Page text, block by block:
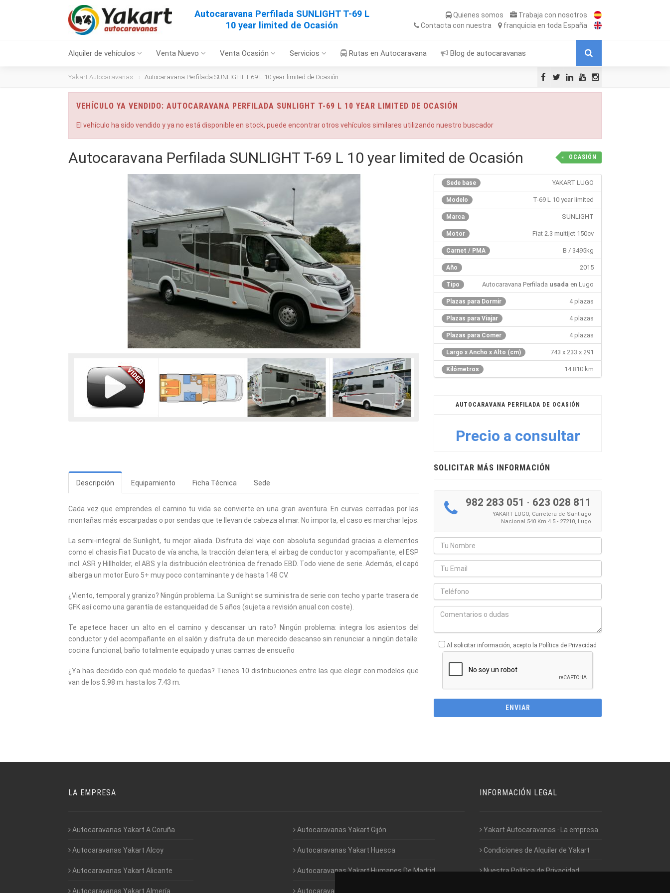
Autocaravana Perfilada SUNLIGHT T-69 L
10 year limited de Ocasión
Quienes somos Trabaja con nosotros
Contacta con nuestra franquicia en toda España
Alquiler de vehículos Venta Nuevo Venta Ocasión Servicios Rutas en Autocaravana Blog de autocaravanas
Yakart Autocaravanas Autocaravana Perfilada SUNLIGHT T-69 L 10 year limited de Ocasión
VEHÍCULO YA VENDIDO: AUTOCARAVANA PERFILADA SUNLIGHT T-69 L 10 YEAR LIMITED DE OCASIÓN
El vehículo ha sido vendido y ya no está disponible en stock, puede encontrar otros vehículos similares utilizando nuestro buscador
OCASIÓN
Autocaravana Perfilada SUNLIGHT T-69 L 10 year limited de Ocasión
Descripción Equipamiento Ficha Técnica Sede
Cada vez que emprendes el camino tu vida se convierte en una gran aventura. En curvas cerradas por las
montañas más escarpadas o por sendas que te llevan de cabeza al mar. No importa, el caso es marchar lejos.
La semi-integral de Sunlight, tu mejor aliada. Disfruta del viaje con absoluta seguridad gracias a elementos
como el chasis Fiat Ducato de vía ancha, la tracción delantera, el airbag de conductor y acompañante, el ESP
incl. ASR y Hillholder, el ABS y la distribución electrónica de frenado EBD. Todo viene de serie. Además, el capó
alberga un motor Euro 5+ muy poco contaminante y de hasta 148 CV.
¿Viento, temporal y granizo? Ningún problema. La Sunlight se suministra de serie con techo y parte trasera de
GFK así como una garantía de estanqueidad de 5 años (sujeta a revisión anual con coste).
Te apetece hacer un alto en el camino y descansar un rato? Ningún problema: integra los asientos del
conductor y del acompañante en el salón y disfruta de un merecido descanso sin renunciar a ningún detalle:
cocina funcional, baño totalmente equipado y unas camas de ensueño
¿Ya has decidido con qué modelo te quedas? Tienes 10 distribuciones entre las que elegir con modelos que
van de los 5.98 m. hasta los 7.43 m.
Sede base YAKART LUGO
Modelo T-69 L 10 year limited
Marca SUNLIGHT
Motor Fiat 2.3 multijet 150cv
Carnet / PMA B / 3495kg
Año 2015
Tipo Autocaravana Perfilada usada en Lugo
Plazas para Dormir 4 plazas
Plazas para Viajar 4 plazas
Plazas para Comer 4 plazas
Largo x Ancho x Alto (cm) 743 x 233 x 291
Kilómetros 14.810 km
AUTOCARAVANA PERFILADA DE OCASIÓN
Precio a consultar
SOLICITAR MÁS INFORMACIÓN
982 283 051 · 623 028 811
YAKART LUGO, Carretera de Santiago
Nacional 540 Km 4.5 - 27210, Lugo
Al solicitar información, acepto la Política de Privacidad
LA EMPRESA
Autocaravanas Yakart A Coruña
Autocaravanas Yakart Alcoy
Autocaravanas Yakart Alicante
Autocaravanas Yakart Almería
Autocaravanas Yakart Gijón
Autocaravanas Yakart Huesca
Autocaravanas Yakart Humanes De Madrid
Autocaravanas Yakart Jaén
INFORMACIÓN LEGAL
Yakart Autocaravanas · La empresa
Condiciones de Alquiler de Yakart
Nuestra Política de Privacidad